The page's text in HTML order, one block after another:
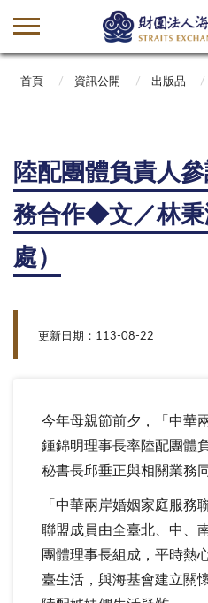
首頁 資訊公開 出版品
陸配團體負責人
務合作◆文／林秉
處）
更新日期：113-08-22
今年母親節前夕，「中華
鍾錦明理事長率陸配團體
秘書長邱垂正與相關業務
「中華兩岸婚姻家庭服務
聯盟成員由全臺北、中、
團體理事長組成，平時熱
臺生活，與海基會建立關